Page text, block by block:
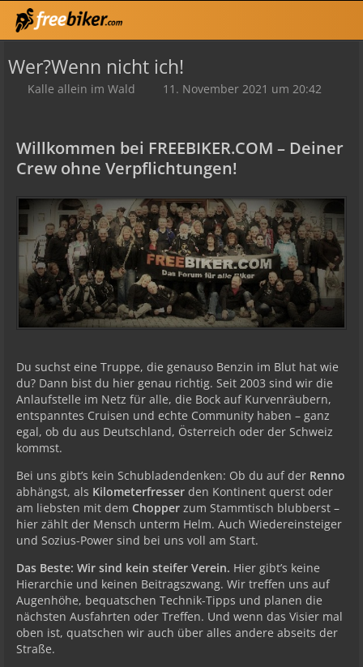
Wer?Wenn nicht ich!
Kalle allein im Wald 11. November 2021 um 20:42
Willkommen bei FREEBIKER.COM – Deiner
Crew ohne Verpflichtungen!
Du suchst eine Truppe, die genauso Benzin im Blut hat wie
du? Dann bist du hier genau richtig. Seit 2003 sind wir die
Anlaufstelle im Netz für alle, die Bock auf Kurvenräubern,
entspanntes Cruisen und echte Community haben – ganz
egal, ob du aus Deutschland, Österreich oder der Schweiz
kommst.
Bei uns gibt’s kein Schubladendenken: Ob du auf der Renno
abhängst, als Kilometerfresser den Kontinent querst oder
am liebsten mit dem Chopper zum Stammtisch blubberst –
hier zählt der Mensch unterm Helm. Auch Wiedereinsteiger
und Sozius-Power sind bei uns voll am Start.
Das Beste: Wir sind kein steifer Verein. Hier gibt’s keine
Hierarchie und keinen Beitragszwang. Wir treffen uns auf
Augenhöhe, bequatschen Technik-Tipps und planen die
nächsten Ausfahrten oder Treffen. Und wenn das Visier mal
oben ist, quatschen wir auch über alles andere abseits der
Straße.